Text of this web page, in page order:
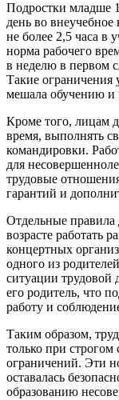
Подростки младше
день во
не более 2,5 часа в
норма рабочего
в неделю в первом
Такие ограничения
мешала обучению и
Кроме того, лицам
время, выполнять
командировки.
для
трудовые
гарантий и
Отдельные правила
возрасте работать
концертных
одного из
ситуации трудовой
его родитель, что
работу и
Таким образом,
только при
ограничений. Эти
оставалась
образованию